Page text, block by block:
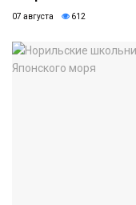
07 августа 612